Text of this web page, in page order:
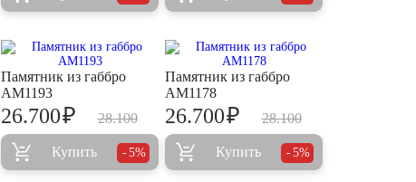
Памятник из габбро
AM1193
28.100
26.700₽
Купить 5%
Памятник из габбро
AM1178
28.100
26.700₽
Купить 5%